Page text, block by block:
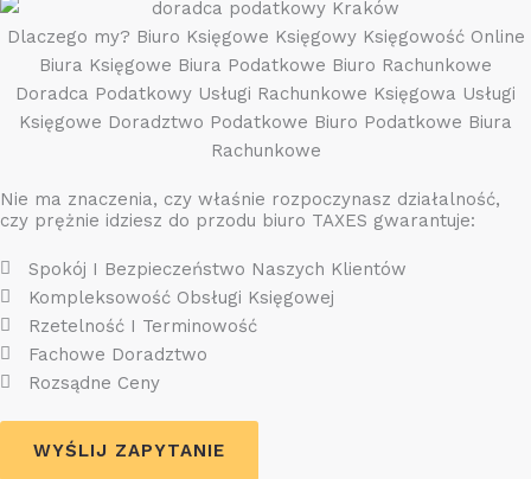
Dlaczego my? Biuro Księgowe Księgowy Księgowość Online
Biura Księgowe Biura Podatkowe Biuro Rachunkowe
Doradca Podatkowy Usługi Rachunkowe Księgowa Usługi
Księgowe Doradztwo Podatkowe Biuro Podatkowe Biura
Rachunkowe
Nie ma znaczenia, czy właśnie rozpoczynasz działalność,
czy prężnie idziesz do przodu biuro TAXES gwarantuje:
Spokój I Bezpieczeństwo Naszych Klientów
Kompleksowość Obsługi Księgowej
Rzetelność I Terminowość
Fachowe Doradztwo
Rozsądne Ceny
WYŚLIJ ZAPYTANIE